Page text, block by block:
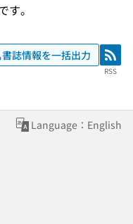
す。
書誌情報を一括出力 RSS
RSS
Language：English